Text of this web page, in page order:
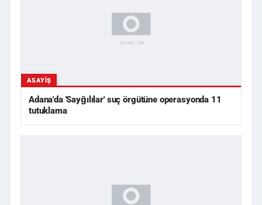
ASAYIŞ
Adana'da 'Sayğılılar' suç örgütüne operasyonda 11
tutuklama